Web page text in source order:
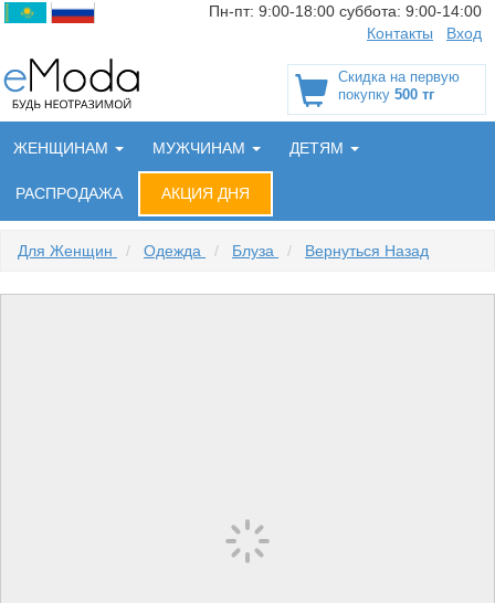
Пн-пт: 9:00-18:00 суббота: 9:00-14:00
Контакты
Вход
Скидка на первую
покупку 500 тг
ЖЕНЩИНАМ МУЖЧИНАМ ДЕТЯМ
РАСПРОДАЖА АКЦИЯ ДНЯ
Для Женщин / Одежда / Блуза / Вернуться Назад